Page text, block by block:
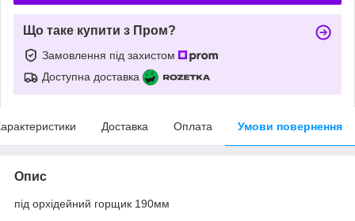
Що таке купити з Пром?
Замовлення під захистом
Доступна доставка
Доставка Оплата Умови повернення
Опис
під орхідейний горщик 190мм